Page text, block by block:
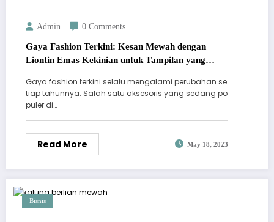
Admin 0 Comments
Gaya Fashion Terkini: Kesan Mewah dengan
Liontin Emas Kekinian untuk Tampilan yang
Gaya fashion terkini selalu mengalami perubahan se
tiap tahunnya. Salah satu aksesoris yang sedang po
puler di…
Read More May 18, 2023
Bisnis